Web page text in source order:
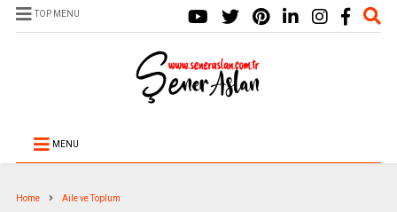
TOP MENU
MENU
Home Aile ve Toplum